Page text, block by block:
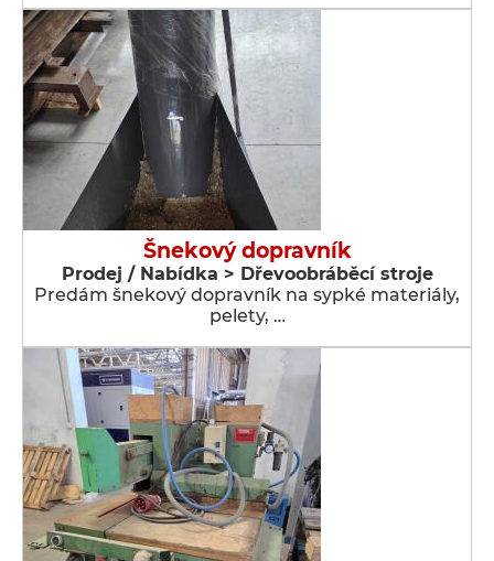
Šnekový dopravník
Prodej / Nabídka > Dřevoobráběcí stroje
Predám šnekový dopravník na sypké materiály,
pelety, …